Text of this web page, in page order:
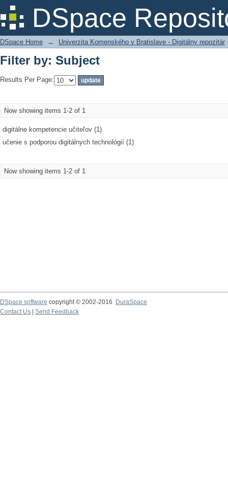
DSpace
Filter by: Subject
DSpace Home → Univerzita Komenského v Bratislave - Digitálny repozitár
Filter by: Subject
Results Per Page:
Now showing items 1-2 of 1
digitálne kompetencie učiteľov (1)
učenie s podporou digitálnych technológií (1)
Now showing items 1-2 of 1
DSpace software copyright © 2002-2016
DuraSpace
Contact Us
Send Feedback